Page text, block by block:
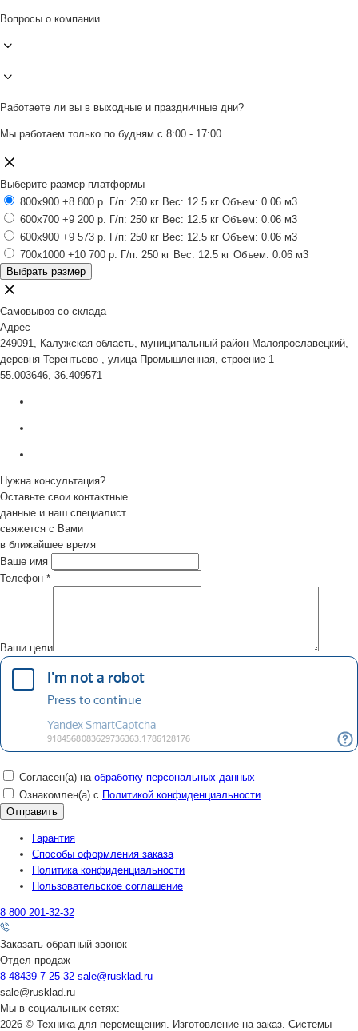
Вопросы о компании
Работаете ли вы в выходные и праздничные дни?
Мы работаем только по будням с 8:00 - 17:00
Выберите размер платформы
800x900 +8 800 р. Г/п: 250 кг Вес: 12.5 кг Объем: 0.06 м3
600x700 +9 200 р. Г/п: 250 кг Вес: 12.5 кг Объем: 0.06 м3
600x900 +9 573 р. Г/п: 250 кг Вес: 12.5 кг Объем: 0.06 м3
700x1000 +10 700 р. Г/п: 250 кг Вес: 12.5 кг Объем: 0.06 м3
Выбрать размер
Самовывоз со склада
Адрес
249091, Калужская область, муниципальный район Малоярославецкий,
деревня Терентьево , улица Промышленная, строение 1
55.003646, 36.409571
Нужна консультация?
Оставьте свои контактные
данные и наш специалист
свяжется с Вами
в ближайшее время
Ваше имя
Телефон *
Ваши цели
Согласен(а) на обработку персональных данных
Ознакомлен(а) с Политикой конфиденциальности
Гарантия
Способы оформления заказа
Политика конфиденциальности
Пользовательское соглашение
8 800 201-32-32
Заказать обратный звонок
Отдел продаж
8 48439 7-25-32 sale@rusklad.ru
sale@rusklad.ru
Мы в социальных сетях:
2026 © Техника для перемещения. Изготовление на заказ. Системы